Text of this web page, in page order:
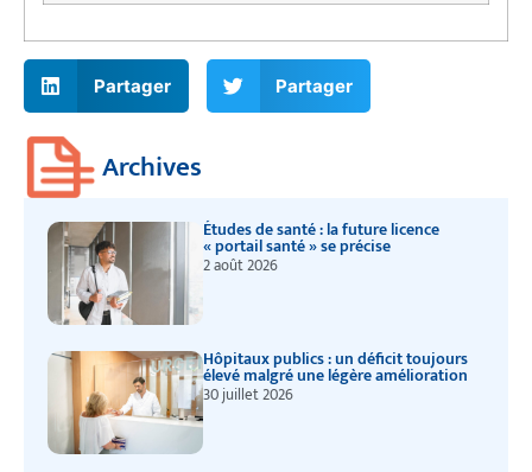
Partager Partager
Archives
Études de santé : la future licence
« portail santé » se précise
2 août 2026
Hôpitaux publics : un déficit toujours
élevé malgré une légère amélioration
30 juillet 2026